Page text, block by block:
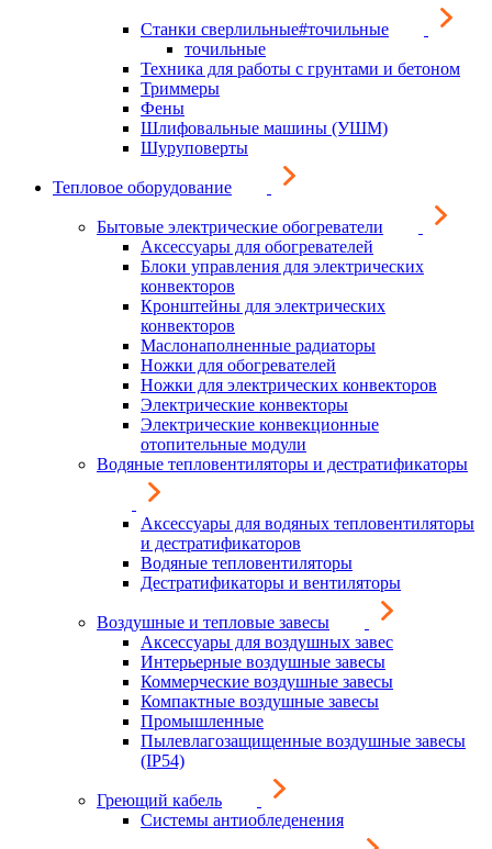
Станки сверлильные#точильные
точильные
Техника для работы с грунтами и бетоном
Триммеры
Фены
Шлифовальные машины (УШМ)
Шуруповерты
Тепловое оборудование
Бытовые электрические обогреватели
Аксессуары для обогревателей
Блоки управления для электрических
конвекторов
Кронштейны для электрических
конвекторов
Маслонаполненные радиаторы
Ножки для обогревателей
Ножки для электрических конвекторов
Электрические конвекторы
Электрические конвекционные
отопительные модули
Водяные тепловентиляторы и дестратификаторы
Аксессуары для водяных тепловентиляторы
и дестратификаторов
Водяные тепловентиляторы
Дестратификаторы и вентиляторы
Воздушные и тепловые завесы
Аксессуары для воздушных завес
Интерьерные воздушные завесы
Коммерческие воздушные завесы
Компактные воздушные завесы
Промышленные
Пылевлагозащищенные воздушные завесы
(IP54)
Греющий кабель
Системы антиобледенения